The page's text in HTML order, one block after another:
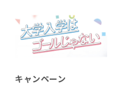
キャンペーン